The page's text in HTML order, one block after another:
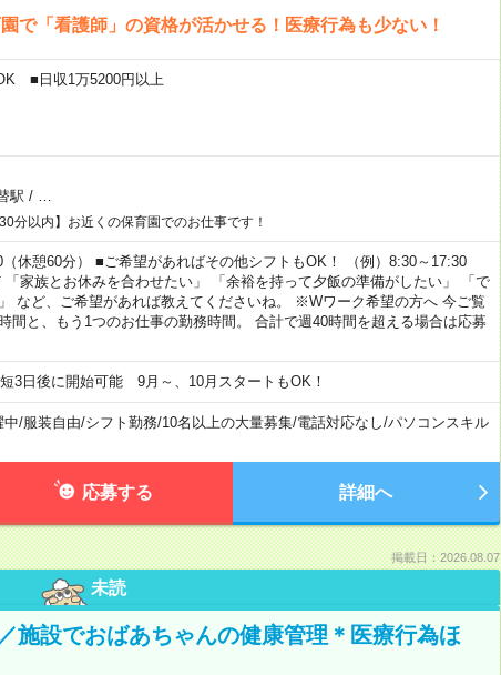
で「看護師」の資格が活かせる！医療行為も少ない！
■日収1万5200円以上
駅 /
分以内】お近くの保育園でのお仕事です！
（休憩60分） ■ご希望があればその他シフトもOK！ （例）8:30～17:30
族とお休みを合わせたい」 「余裕を持って夕飯の準備がしたい」 「で
など、ご希望があれば教えてくださいね。 ※Wワーク希望の方へ 今ご覧
間と、もう1つのお仕事の勤務時間。 合計で週40時間を超える場合は応募
3日後に開始可能 9月～、10月スタートもOK！
中/服装自由/シフト勤務/10名以上の大量募集/電話対応なし/パソコンスキル
応募する 詳細へ
掲載日：2026.08.07
未読
施設でおばあちゃんの健康管理＊医療行為ほ